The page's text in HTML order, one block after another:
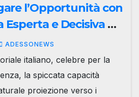
l’Opportunità con
Esperta e Decisiva di
– Retefin –
–
– #Adessonews –
ADESSONEWS
italiano, celebre per la
la spiccata capacità
proiezione verso i